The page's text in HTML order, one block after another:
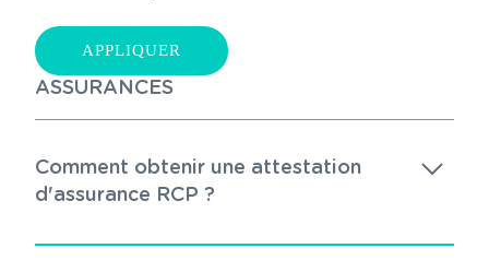
ASSURANCES
Comment obtenir une attestation
d'assurance RCP ?